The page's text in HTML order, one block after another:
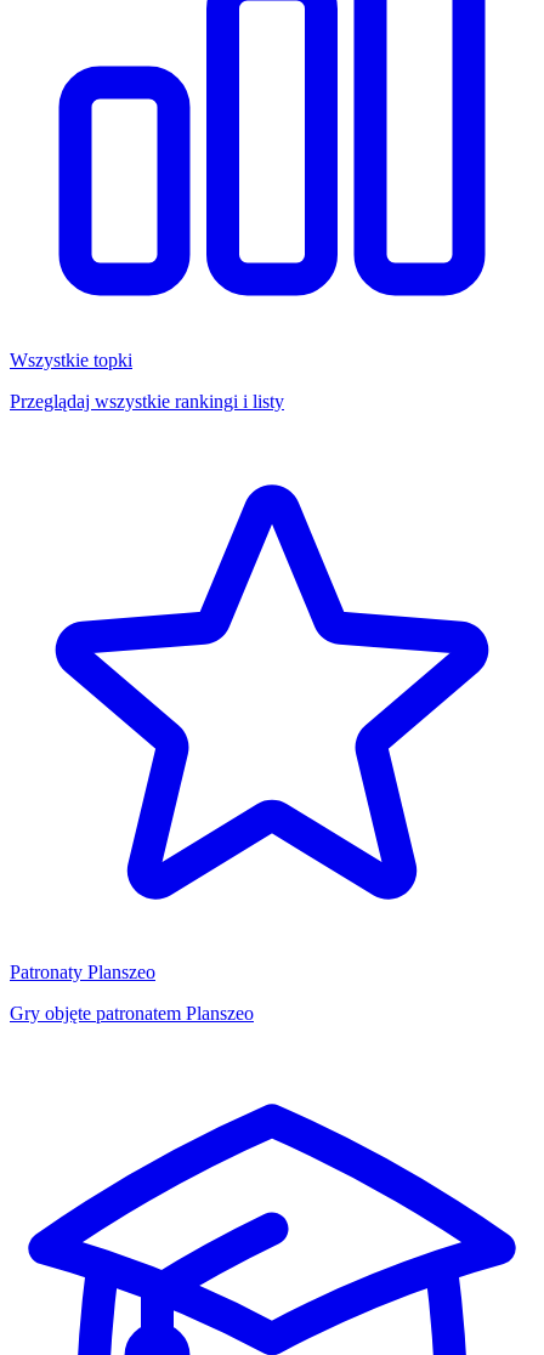
Wszystkie topki
Przeglądaj wszystkie rankingi i listy
Patronaty Planszeo
Gry objęte patronatem Planszeo